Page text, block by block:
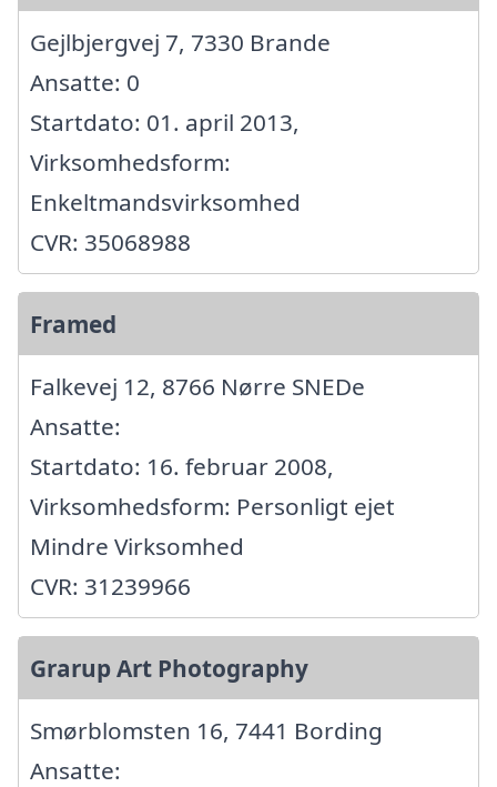
Gejlbjergvej 7, 7330 Brande
Ansatte: 0
Startdato: 01. april 2013,
Virksomhedsform:
Enkeltmandsvirksomhed
CVR: 35068988
Framed
Falkevej 12, 8766 Nørre SNEDe
Ansatte:
Startdato: 16. februar 2008,
Virksomhedsform: Personligt ejet
Mindre Virksomhed
CVR: 31239966
Grarup Art Photography
Smørblomsten 16, 7441 Bording
Ansatte: